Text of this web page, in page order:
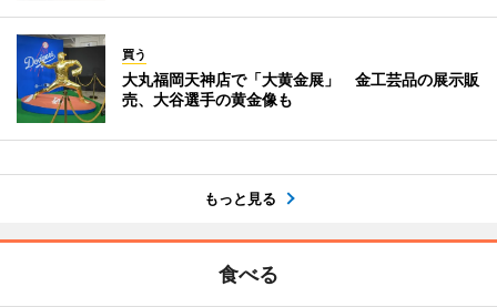
買う
大丸福岡天神店で「大黄金展」 金工芸品の展示販
売、大谷選手の黄金像も
もっと見る
食べる